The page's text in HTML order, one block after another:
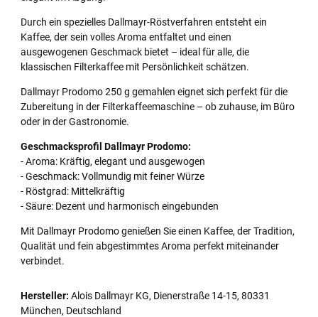
Durch ein spezielles Dallmayr-Röstverfahren entsteht ein
Kaffee, der sein volles Aroma entfaltet und einen
ausgewogenen Geschmack bietet – ideal für alle, die
klassischen Filterkaffee mit Persönlichkeit schätzen.
Dallmayr Prodomo 250 g gemahlen eignet sich perfekt für die
Zubereitung in der Filterkaffeemaschine – ob zuhause, im Büro
oder in der Gastronomie.
Geschmacksprofil Dallmayr Prodomo:
- Aroma: Kräftig, elegant und ausgewogen
- Geschmack: Vollmundig mit feiner Würze
- Röstgrad: Mittelkräftig
- Säure: Dezent und harmonisch eingebunden
Mit Dallmayr Prodomo genießen Sie einen Kaffee, der Tradition,
Qualität und fein abgestimmtes Aroma perfekt miteinander
verbindet.
Hersteller: Alois Dallmayr KG, Dienerstraße 14-15, 80331
München, Deutschland